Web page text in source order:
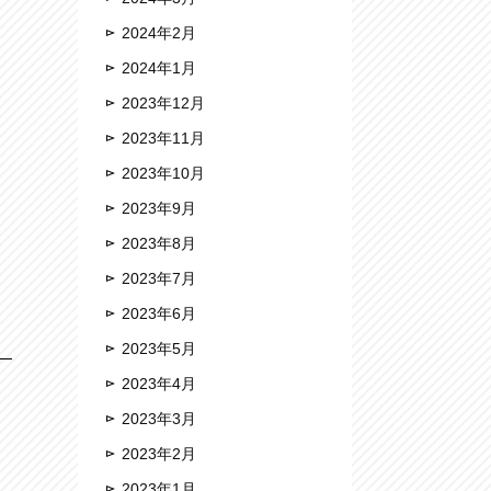
2024年2月
2024年1月
2023年12月
2023年11月
2023年10月
2023年9月
2023年8月
2023年7月
2023年6月
2023年5月
2023年4月
2023年3月
2023年2月